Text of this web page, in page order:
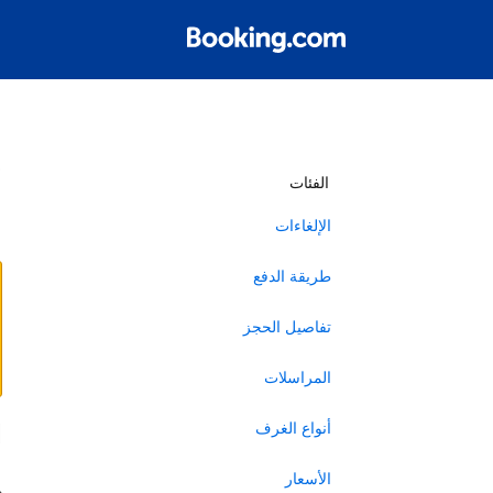
الفئات
الإلغاءات
طريقة الدفع
تفاصيل الحجز
المراسلات
أنواع الغرف
الأسعار